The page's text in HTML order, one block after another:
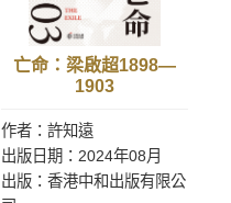
亡命：梁啟超1898—
1903
作者：許知遠
出版日期：2024年08月
出版：香港中和出版有限公